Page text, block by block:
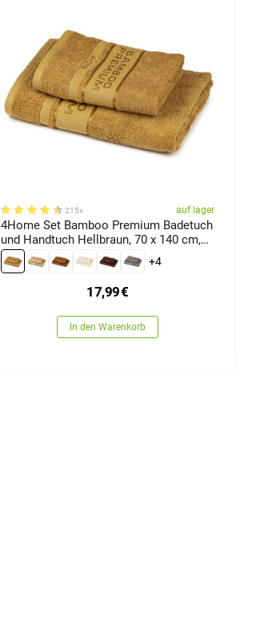
215x auf lager
4Home Set Bamboo Premium Badetuch
und Handtuch Hellbraun, 70 x 140 cm,
50 x 100 cm
+4
17,99€
In den Warenkorb